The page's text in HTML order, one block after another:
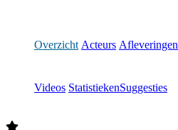
Overzicht Acteurs Afleveringen
Videos StatistiekenSuggesties